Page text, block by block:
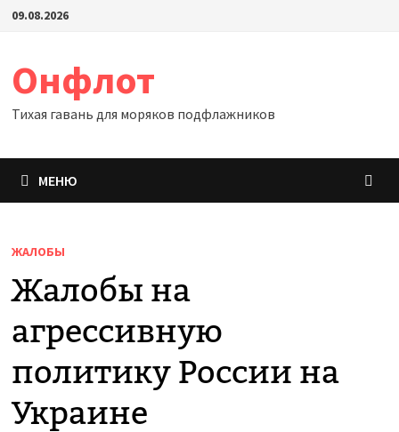
Перейти
09.08.2026
Онфлот
Тихая гавань для моряков подфлажников
МЕНЮ
ЖАЛОБЫ
Жалобы на
агрессивную
политику России на
Украине